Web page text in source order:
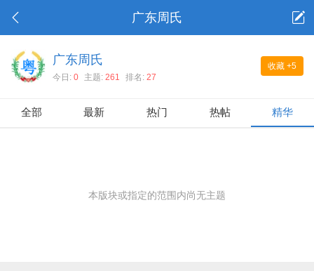
广东周氏
收藏 +5
广东周氏
今日: 0 主题: 261 排名: 27
全部 最新 热门 热帖 精华
本版块或指定的范围内尚无主题